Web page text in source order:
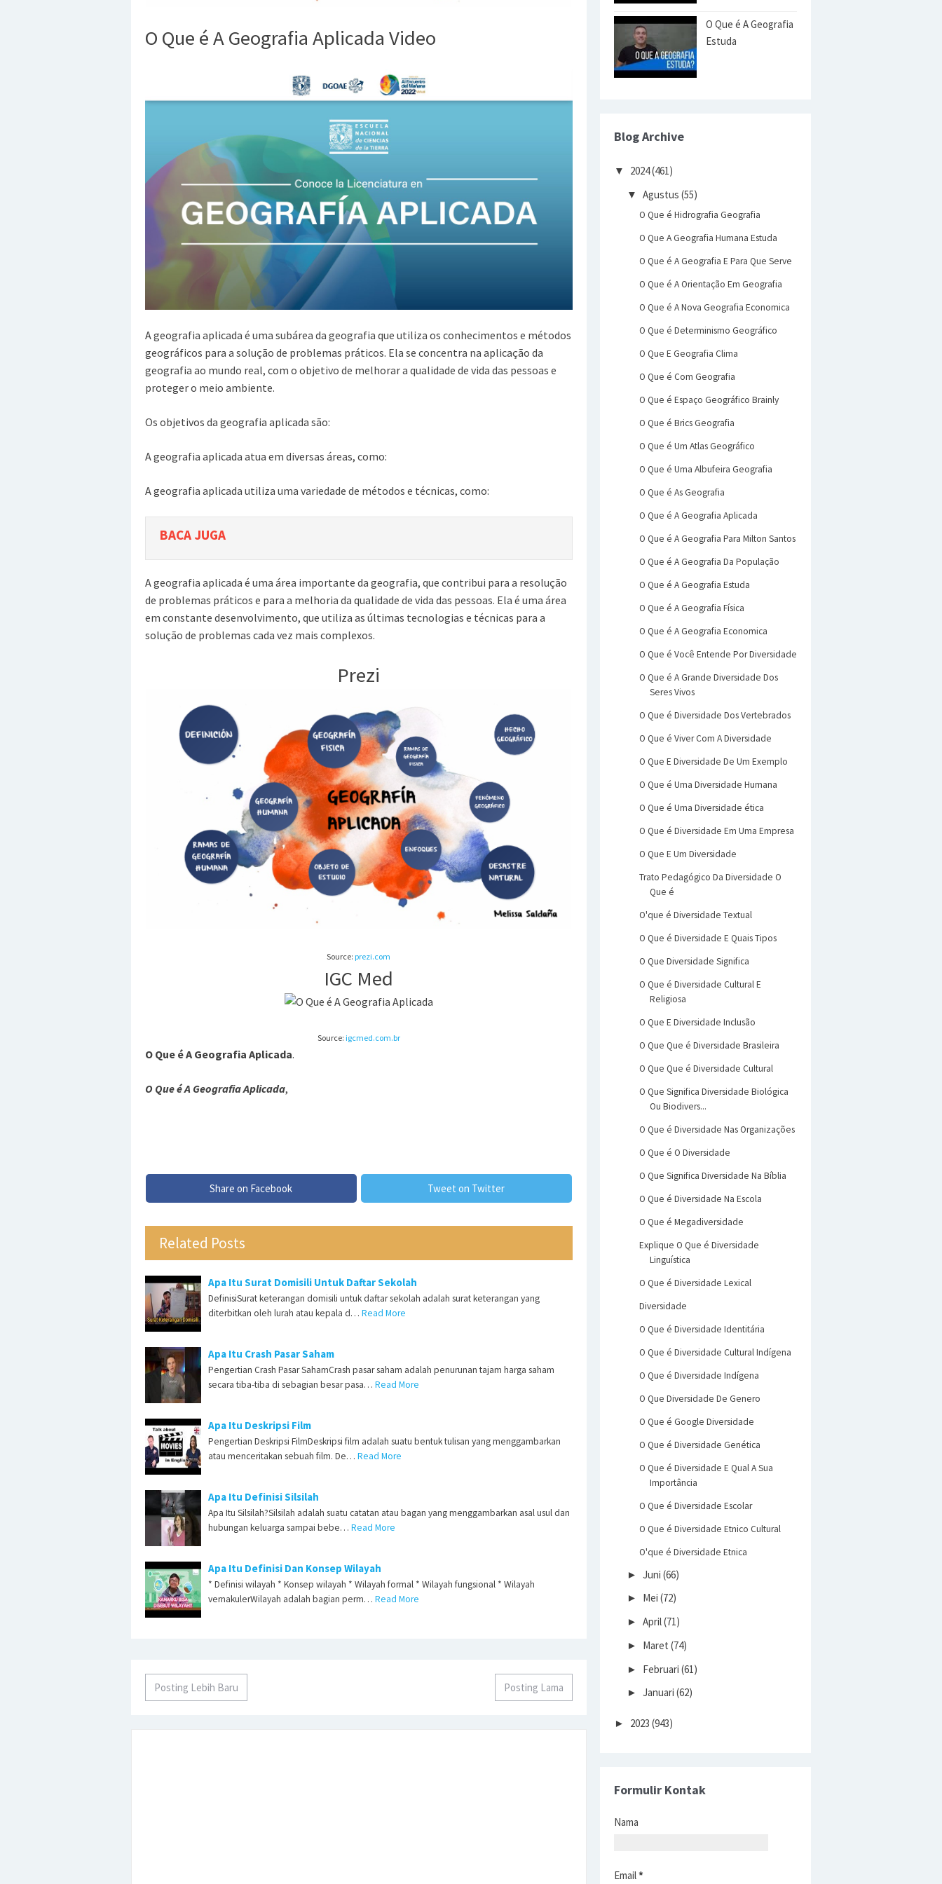
O Que é A Geografia Aplicada Video
A geografia aplicada é uma subárea da geografia que utiliza os conhecimentos e métodos
geográficos para a solução de problemas práticos. Ela se concentra na aplicação da
geografia ao mundo real, com o objetivo de melhorar a qualidade de vida das pessoas e
proteger o meio ambiente.
Os objetivos da geografia aplicada são:
A geografia aplicada atua em diversas áreas, como:
A geografia aplicada utiliza uma variedade de métodos e técnicas, como:
BACA JUGA
A geografia aplicada é uma área importante da geografia, que contribui para a resolução
de problemas práticos e para a melhoria da qualidade de vida das pessoas. Ela é uma área
em constante desenvolvimento, que utiliza as últimas tecnologias e técnicas para a
solução de problemas cada vez mais complexos.
Prezi
Source: prezi.com
IGC Med
Source: igcmed.com.br
O Que é A Geografia Aplicada.
O Que é A Geografia Aplicada,
Share on Facebook Tweet on Twitter
Related Posts
Apa Itu Surat Domisili Untuk Daftar Sekolah
DefinisiSurat keterangan domisili untuk daftar sekolah adalah surat keterangan yang
diterbitkan oleh lurah atau kepala d… Read More
Apa Itu Crash Pasar Saham
Pengertian Crash Pasar SahamCrash pasar saham adalah penurunan tajam harga saham
secara tiba-tiba di sebagian besar pasa… Read More
Apa Itu Deskripsi Film
Pengertian Deskripsi FilmDeskripsi film adalah suatu bentuk tulisan yang menggambarkan
atau menceritakan sebuah film. De… Read More
Apa Itu Definisi Silsilah
Apa Itu Silsilah?Silsilah adalah suatu catatan atau bagan yang menggambarkan asal usul dan
hubungan keluarga sampai bebe… Read More
Apa Itu Definisi Dan Konsep Wilayah
* Definisi wilayah * Konsep wilayah * Wilayah formal * Wilayah fungsional * Wilayah
vernakulerWilayah adalah bagian perm… Read More
Posting Lebih Baru Posting Lama
O Que é A Geografia
Estuda
Blog Archive
▼ 2024(461)
▼ Agustus (55)
O Que é Hidrografia Geografia
O Que A Geografia Humana Estuda
O Que é A Geografia E Para Que Serve
O Que é A Orientação Em Geografia
O Que é A Nova Geografia Economica
O Que é Determinismo Geográfico
O Que E Geografia Clima
O Que é Com Geografia
O Que é Espaço Geográfico Brainly
O Que é Brics Geografia
O Que é Um Atlas Geográfico
O Que é Uma Albufeira Geografia
O Que é As Geografia
O Que é A Geografia Aplicada
O Que é A Geografia Para Milton Santos
O Que é A Geografia Da População
O Que é A Geografia Estuda
O Que é A Geografia Física
O Que é A Geografia Economica
O Que é Você Entende Por Diversidade
O Que é A Grande Diversidade Dos
Seres Vivos
O Que é Diversidade Dos Vertebrados
O Que é Viver Com A Diversidade
O Que E Diversidade De Um Exemplo
O Que é Uma Diversidade Humana
O Que é Uma Diversidade ética
O Que é Diversidade Em Uma Empresa
O Que E Um Diversidade
Trato Pedagógico Da Diversidade O
Que é
O'que é Diversidade Textual
O Que é Diversidade E Quais Tipos
O Que Diversidade Significa
O Que é Diversidade Cultural E
Religiosa
O Que E Diversidade Inclusão
O Que Que é Diversidade Brasileira
O Que Que é Diversidade Cultural
O Que Significa Diversidade Biológica
Ou Biodivers...
O Que é Diversidade Nas Organizações
O Que é O Diversidade
O Que Significa Diversidade Na Bíblia
O Que é Diversidade Na Escola
O Que é Megadiversidade
Explique O Que é Diversidade
Linguística
O Que é Diversidade Lexical
Diversidade
O Que é Diversidade Identitária
O Que é Diversidade Cultural Indígena
O Que é Diversidade Indígena
O Que Diversidade De Genero
O Que é Google Diversidade
O Que é Diversidade Genética
O Que é Diversidade E Qual A Sua
Importância
O Que é Diversidade Escolar
O Que é Diversidade Etnico Cultural
O'que é Diversidade Etnica
►Juni (66)
► Mei (72)
►April(71)
► Maret (74)
► Februari (61)
►Januari (62)
► 2023 (943)
Formulir Kontak
Nama
Email*